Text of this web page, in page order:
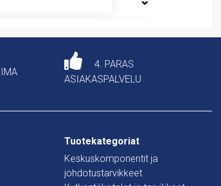
4. PARAS
ASIAKASPALVELU
Tuotekategoriat
Keskuskomponentit ja
johdotustarvikkeet